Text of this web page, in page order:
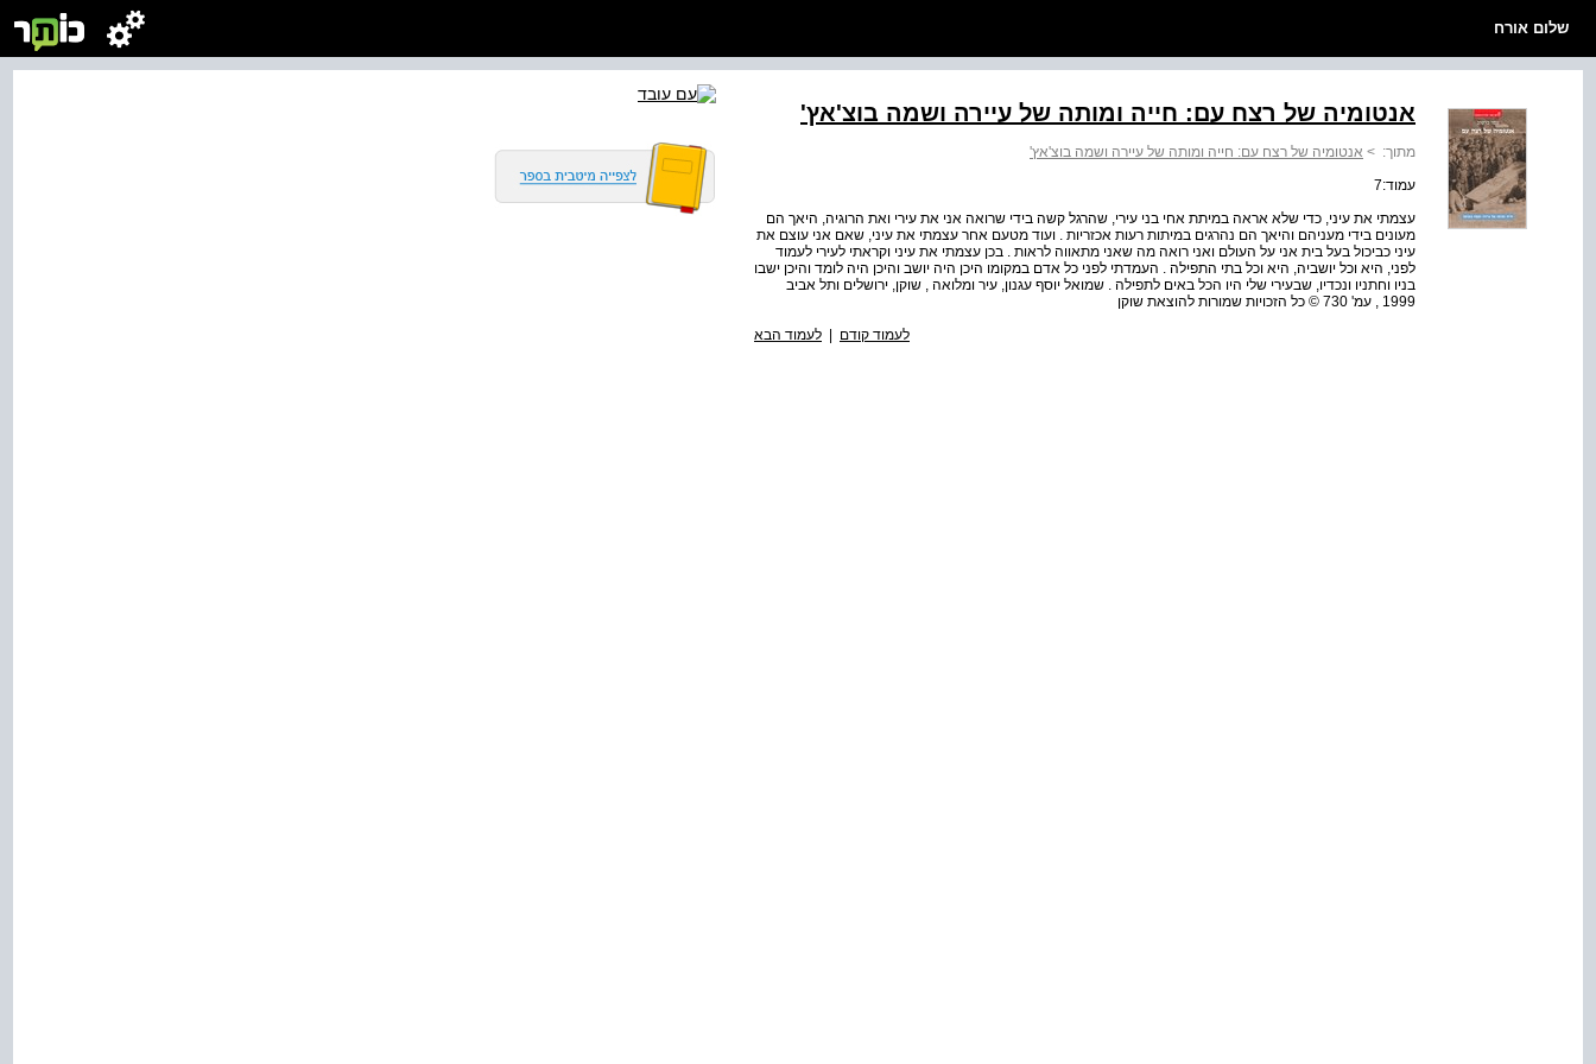
שלום אורח
אנטומיה של רצח עם: חייה ומותה של עיירה ושמה בוצ'אץ'
מתוך: > אנטומיה של רצח עם: חייה ומותה של עיירה ושמה בוצ'אץ'
עמוד:7
עצמתי את עיני, כדי שלא אראה במיתת אחי בני עירי, שהרגל קשה בידי שרואה אני את עירי ואת הרוגיה, היאך הם
מעונים בידי מעניהם והיאך הם נהרגים במיתות רעות אכזריות . ועוד מטעם אחר עצמתי את עיני, שאם אני עוצם את
עיני כביכול בעל בית אני על העולם ואני רואה מה שאני מתאווה לראות . בכן עצמתי את עיני וקראתי לעירי לעמוד
לפני, היא וכל יושביה, היא וכל בתי התפילה . העמדתי לפני כל אדם במקומו היכן היה יושב והיכן היה לומד והיכן ישבו
בניו וחתניו ונכדיו, שבעירי שלי היו הכל באים לתפילה . שמואל יוסף עגנון, עיר ומלואה , שוקן, ירושלים ותל אביב
1999 , עמ' 730 © כל הזכויות שמורות להוצאת שוקן
לעמוד קודם | לעמוד הבא